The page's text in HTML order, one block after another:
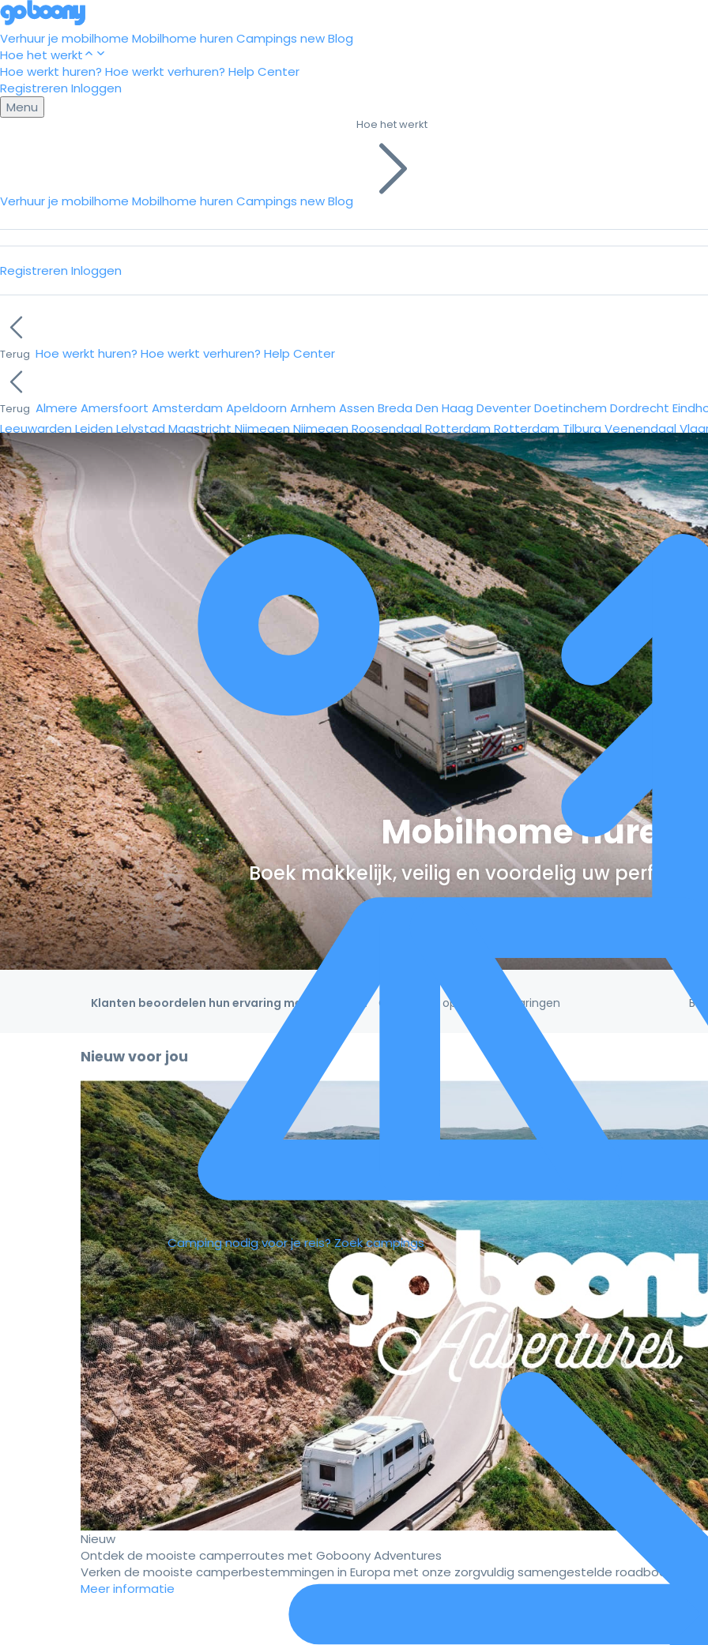
Verhuur je mobilhome Mobilhome huren Campings newBlog
Hoe het werkt
Hoe werkt huren? Hoe werkt verhuren? Help Center
Registreren Inloggen
Menu
Verhuur je mobilhome Mobilhome huren Campings newBlog
Hoe het werkt
Registreren Inloggen
Terug Hoe werkt huren? Hoe werkt verhuren? Help Center
Terug Almere Amersfoort Amsterdam Apeldoorn Arnhem Assen Breda Den Haag DeventerDoetinchem Dordrecht
Leeuwarden Leiden Lelystad Maastricht Nijmegen Nijmegen Roosendaal Rotterdam Rotterdam Tilburg Veenendaal
Camping nodig voor je reis?Zoek campings
Mobilhome huren
Boek makkelijk, veilig en voordelig uw perfecte
Klanten beoordelen hun ervaring met een 4,9/5! Gebaseerd op 132.395 ervaringen
Nieuw voor jou
Nieuw
Ontdek de mooiste camperroutes met Goboony Adventures
Verken de mooiste camperbestemmingen in Europa met onze zorgvuldig samengestelde roadbooks.
Meer informatie